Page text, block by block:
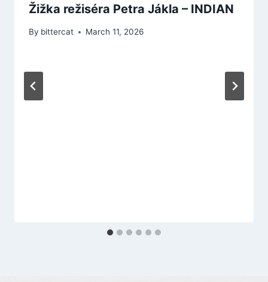
Žižka režiséra Petra Jákla – INDIAN
By bittercat March 11, 2026